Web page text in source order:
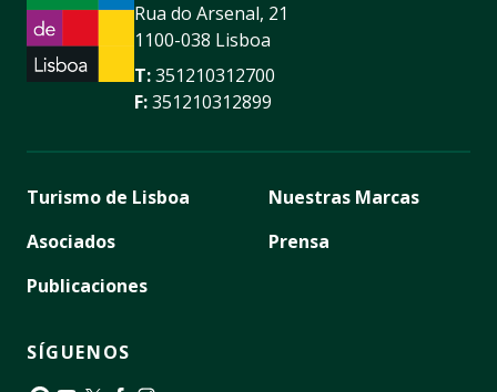
Rua do Arsenal, 21
1100-038 Lisboa
T:351210312700
F:351210312899
Turismo de Lisboa
Asociados
Publicaciones
Nuestras Marcas
Prensa
SÍGUENOS